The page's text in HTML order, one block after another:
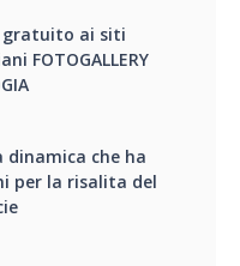
gratuito ai siti
FOTOGALLERY
che ha
per la risalita del